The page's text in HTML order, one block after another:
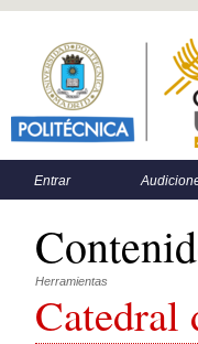
Menú principal
Menú secundario
Entrar
Herramientas
Catedral